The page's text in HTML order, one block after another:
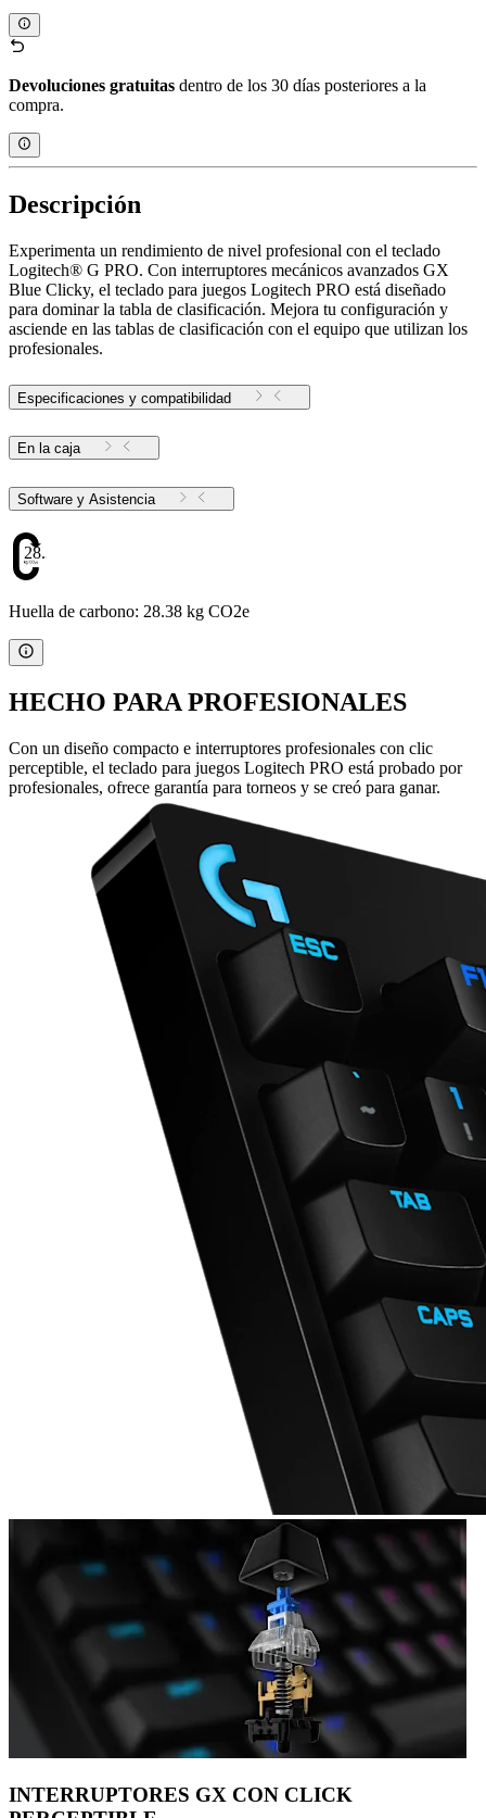
Devoluciones gratuitas dentro de los 30 días posteriores a la
compra.
Descripción
Experimenta un rendimiento de nivel profesional con el teclado
Logitech® G PRO. Con interruptores mecánicos avanzados GX
Blue Clicky, el teclado para juegos Logitech PRO está diseñado
para dominar la tabla de clasificación. Mejora tu configuración y
asciende en las tablas de clasificación con el equipo que utilizan los
profesionales.
Especificaciones y compatibilidad
En la caja
Software y Asistencia
28.38
Huella de carbono: 28.38 kg CO2e
HECHO PARA PROFESIONALES
Con un diseño compacto e interruptores profesionales con clic
perceptible, el teclado para juegos Logitech PRO está probado por
profesionales, ofrece garantía para torneos y se creó para ganar.
INTERRUPTORES GX CON CLICK